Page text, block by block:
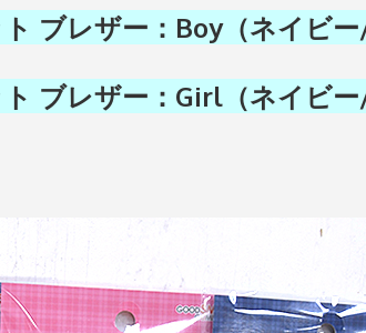
ブレザー：Boy（ネイビ
ブレザー：Girl（ネイビ